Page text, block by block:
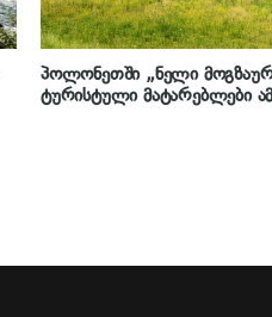
პოლონეთში „ნელი
ტურისტული მატარებლები